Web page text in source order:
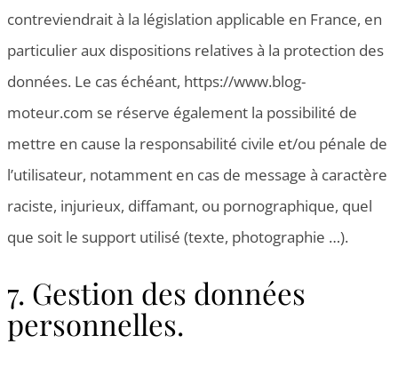
contreviendrait à la législation applicable en France, en
particulier aux dispositions relatives à la protection des
données. Le cas échéant, https://www.blog-
moteur.com se réserve également la possibilité de
mettre en cause la responsabilité civile et/ou pénale de
l’utilisateur, notamment en cas de message à caractère
raciste, injurieux, diffamant, ou pornographique, quel
que soit le support utilisé (texte, photographie …).
7. Gestion des données
personnelles.